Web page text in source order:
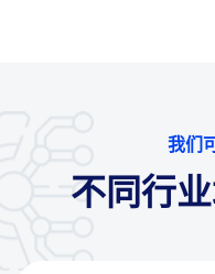
我们
不同行